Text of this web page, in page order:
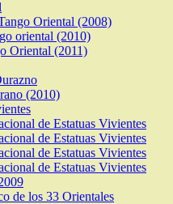
Oriental (2008)
oriental (2010)
Oriental (2011)
(2010)
de Estatuas Vivientes
de Estatuas Vivientes
de Estatuas Vivientes
de Estatuas Vivientes
de los 33 Orientales